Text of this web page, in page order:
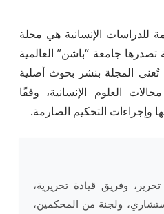
للدراسات الإنسانية هي مجلة
جامعة “باشن” العالمية
تُعنى المجلة بنشر بحوث أصلية
العلوم الإنسانية، وفقًا
وإجراءات التحكيم الصارمة.
وفريق قيادة تحريرية،
ولجنة من المحكمين،